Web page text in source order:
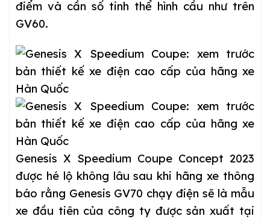
điểm và cần số tinh thể hình cầu như trên
GV60.
Genesis X Speedium Coupe Concept 2023
được hé lộ không lâu sau khi hãng xe thông
báo rằng Genesis GV70 chạy điện sẽ là mẫu
xe đầu tiên của công ty được sản xuất tại